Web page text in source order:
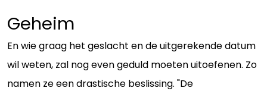
Geheim
En wie graag het geslacht en de uitgerekende datum
wil weten, zal nog even geduld moeten uitoefenen. Zo
namen ze een drastische beslissing. "De